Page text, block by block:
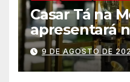
Casar Tá na
apresentará
casamentos
debutantes
9 DE AGOSTO DE